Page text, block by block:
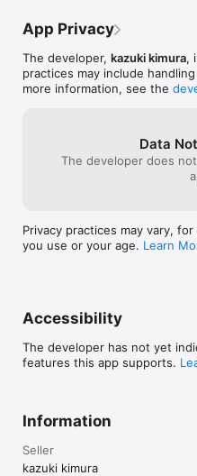
す。
●発行している、クーポンをア
●お店のメニューを確認できま
●お店の外観や内観の写真も閲
App Privacy
The developer, kazuki kimura,
practices may include
more information, see the
Data
The developer does
Privacy practices may vary,
you use or your age. Learn
Accessibility
The developer has not yet
features this app supports.
Information
Seller
kazuki kimura